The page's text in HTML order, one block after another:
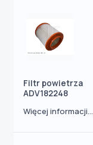
Filtr powietrza
ADV182248
Więcej informacji...